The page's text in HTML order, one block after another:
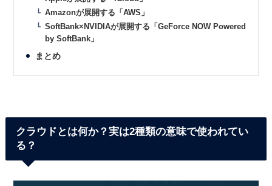
Amazonが展開する「AWS」
SoftBank×NVIDIAが展開する「GeForce NOW Powered
by SoftBank」
まとめ
クラウドとは何か？実は2種類の意味で使われてい
る？